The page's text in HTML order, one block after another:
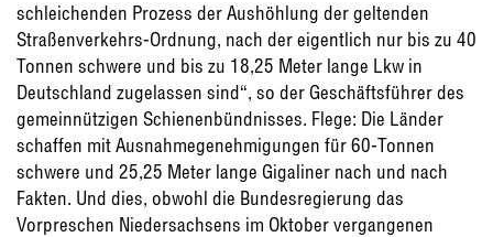
schleichenden Prozess der Aushöhlung der geltenden
Straßenverkehrs-Ordnung, nach der eigentlich nur bis zu 40
Tonnen schwere und bis zu 18,25 Meter lange Lkw in
Deutschland zugelassen sind“, so der Geschäftsführer des
gemeinnützigen Schienenbündnisses. Flege: Die Länder
schaffen mit Ausnahmegenehmigungen für 60-Tonnen
schwere und 25,25 Meter lange Gigaliner nach und nach
Fakten. Und dies, obwohl die Bundesregierung das
Vorpreschen Niedersachsens im Oktober vergangenen